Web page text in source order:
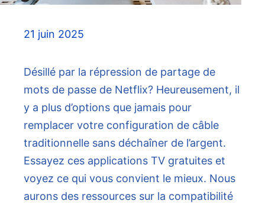
21 juin 2025
Désillé par la répression de partage de
mots de passe de Netflix? Heureusement, il
y a plus d’options que jamais pour
remplacer votre configuration de câble
traditionnelle sans déchaîner de l’argent.
Essayez ces applications TV gratuites et
voyez ce qui vous convient le mieux. Nous
aurons des ressources sur la compatibilité